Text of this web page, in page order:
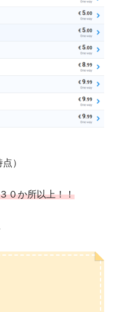
）
０か所以上！！